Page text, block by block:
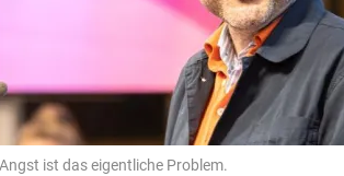
ist das eigentliche Problem.